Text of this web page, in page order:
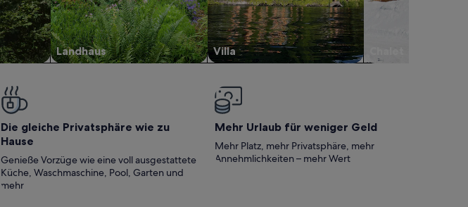
Landhaus Villa
Die gleiche Privatsphäre wie zu
Hause
Genieße Vorzüge wie eine voll ausgestattete
Küche, Waschmaschine, Pool, Garten und
mehr
Mehr Urlaub für weniger Geld
Mehr Platz, mehr Privatsphäre, mehr
Annehmlichkeiten – mehr Wert